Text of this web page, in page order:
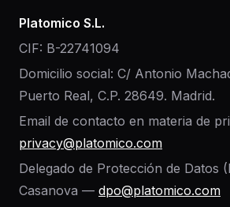
Platomico S.L.
CIF: B-22741094
Domicilio social: C/ Antonio
Puerto Real, C.P. 28649. Madrid.
Email de contacto en materia de
privacy@platomico.com
Delegado de Protección de Datos
Casanova — dpo@platomico.com